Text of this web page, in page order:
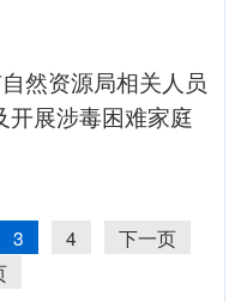
然资源局相关人员
开展涉毒困难家庭
3 4
下一页